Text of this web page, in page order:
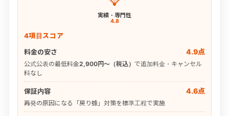
実績・専門性
4.8
4項目スコア
料金の安さ
4.9点
公式公表の最低料金2,900円〜（税込） で追加料金・キャンセル
料なし
保証内容 4.6点
再発の原因になる「戻り蜂」対策を標準工程で実施